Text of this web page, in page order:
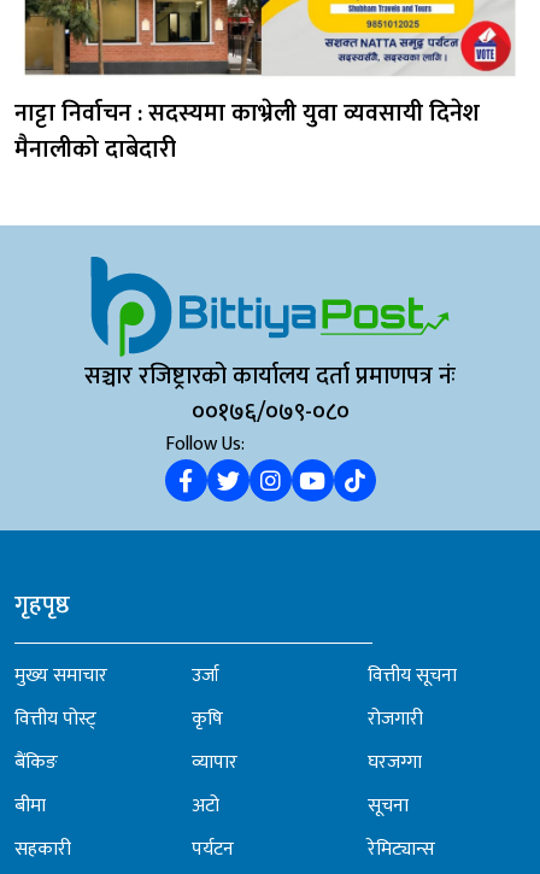
नाट्टा निर्वाचन : सदस्यमा काभ्रेली युवा व्यवसायी दिनेश
मैनालीको दाबेदारी
सञ्चार रजिष्ट्रारको कार्यालय दर्ता प्रमाणपत्र नंः
००१७६/०७९-०८०
Follow Us:
गृहपृष्ठ
मुख्य समाचार
वित्तीय पोस्ट्
बैंकिङ
बीमा
सहकारी
उर्जा
कृषि
व्यापार
अटो
पर्यटन
वित्तीय सूचना
रोजगारी
घरजग्गा
सूचना
रेमिट्यान्स